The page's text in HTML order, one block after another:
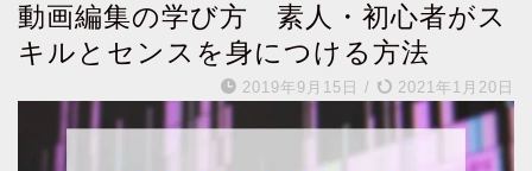
動画編集の学び方 素人・初心者がス
キルとセンスを身につける方法
2019年9月15日 / 2021年1月20日